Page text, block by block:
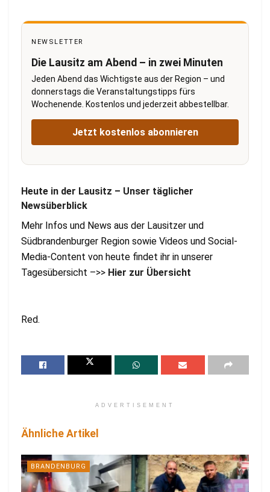
NEWSLETTER
Die Lausitz am Abend – in zwei Minuten
Jeden Abend das Wichtigste aus der Region – und
donnerstags die Veranstaltungstipps fürs
Wochenende. Kostenlos und jederzeit abbestellbar.
Jetzt kostenlos abonnieren
Heute in der Lausitz – Unser täglicher
Newsüberblick
Mehr Infos und News aus der Lausitzer und
Südbrandenburger Region sowie Videos und Social-
Media-Content von heute findet ihr in unserer
Tagesübersicht –>> Hier zur Übersicht
Red.
ADVERTISEMENT
Ähnliche Artikel
BRANDENBURG